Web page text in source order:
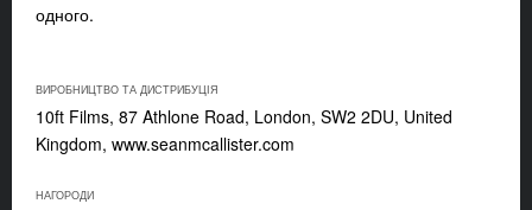
одного.
ВИРОБНИЦТВО ТА ДИСТРИБУЦІЯ
10ft Films, 87 Athlone Road, London, SW2 2DU, United
Kingdom, www.seanmcallister.com
НАГОРОДИ